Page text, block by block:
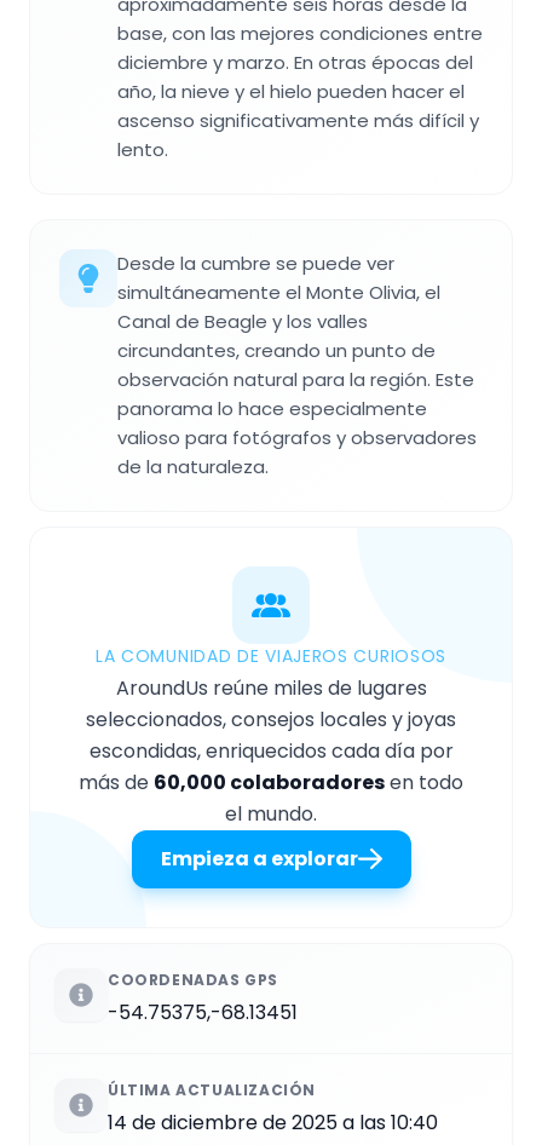
base, con las mejores condiciones entre
diciembre y marzo. En otras épocas del
año, la nieve y el hielo pueden hacer el
ascenso significativamente más difícil y
lento.
Desde la cumbre se puede ver
simultáneamente el Monte Olivia, el
Canal de Beagle y los valles
circundantes, creando un punto de
observación natural para la región. Este
panorama lo hace especialmente
valioso para fotógrafos y observadores
de la naturaleza.
LA COMUNIDAD DE VIAJEROS CURIOSOS
AroundUs reúne miles de lugares
seleccionados, consejos locales y joyas
escondidas, enriquecidos cada día por
más de 60,000 colaboradoresen todo
el mundo.
Empieza a explorar
COORDENADAS GPS
-54.75375,-68.13451
ÚLTIMA ACTUALIZACIÓN
14 de diciembre de 2025 a las 10:40